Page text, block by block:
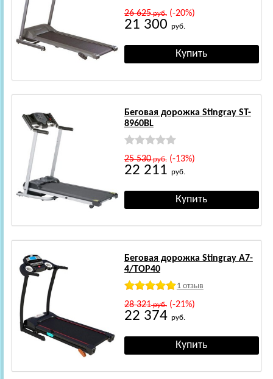
26 625руб.(-20%)
21 300 руб.
Беговая дорожка Stingray ST-
8960BL
25 530руб.(-13%)
22 211 руб.
Беговая дорожка Stingray A7-
4/TOP40
1 отзыв
28 321руб.(-21%)
22 374 руб.